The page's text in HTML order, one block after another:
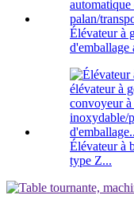
Élévateur à
d'emballage
Élévateur à
type Z...